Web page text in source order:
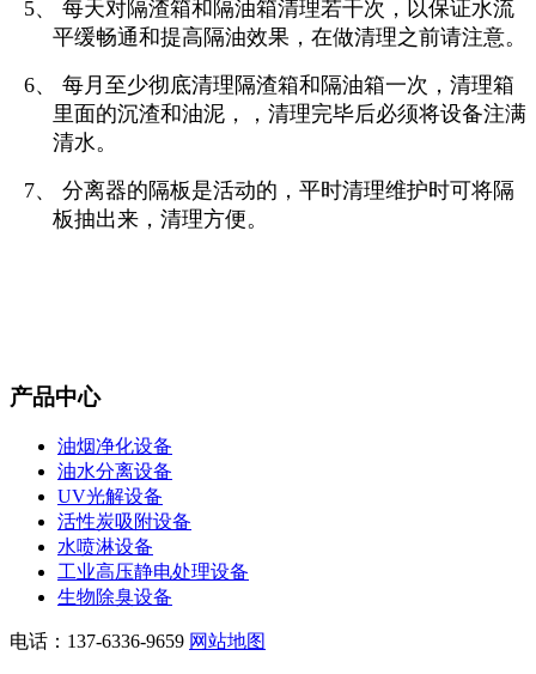
5、 每天对隔渣箱和隔油箱清理若干次，以保证水流
平缓畅通和提高隔油效果，在做清理之前请注意。
6、 每月至少彻底清理隔渣箱和隔油箱一次，清理箱
里面的沉渣和油泥，，清理完毕后必须将设备注满
清水。
7、 分离器的隔板是活动的，平时清理维护时可将隔
板抽出来，清理方便。
产品中心
油烟净化设备
油水分离设备
UV光解设备
活性炭吸附设备
水喷淋设备
工业高压静电处理设备
生物除臭设备
电话：137-6336-9659 网站地图